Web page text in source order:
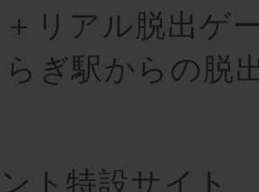
＋リアル脱出ゲ
らぎ駅からの脱
ト特設サイト